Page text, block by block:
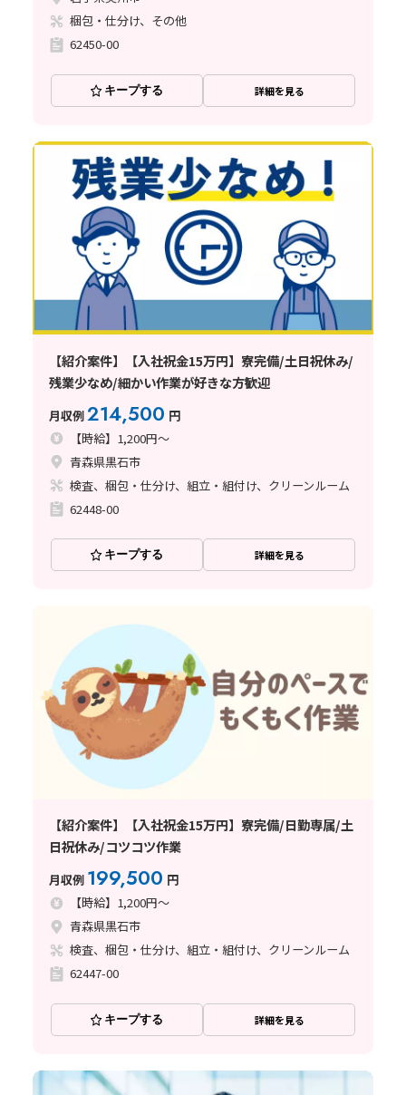
梱包・仕分け、その他
62450-00
キープする 詳細を見る
【紹介案件】【入社祝金15万円】寮完備/土日祝休み/
残業少なめ/細かい作業が好きな方歓迎
月収例214,500 円
【時給】1,200円～
青森県黒石市
検査、梱包・仕分け、組立・組付け、クリーンルーム
62448-00
キープする 詳細を見る
【紹介案件】【入社祝金15万円】寮完備/日勤専属/土
日祝休み/コツコツ作業
月収例 199,500 円
【時給】1,200円～
青森県黒石市
検査、梱包・仕分け、組立・組付け、クリーンルーム
62447-00
キープする 詳細を見る